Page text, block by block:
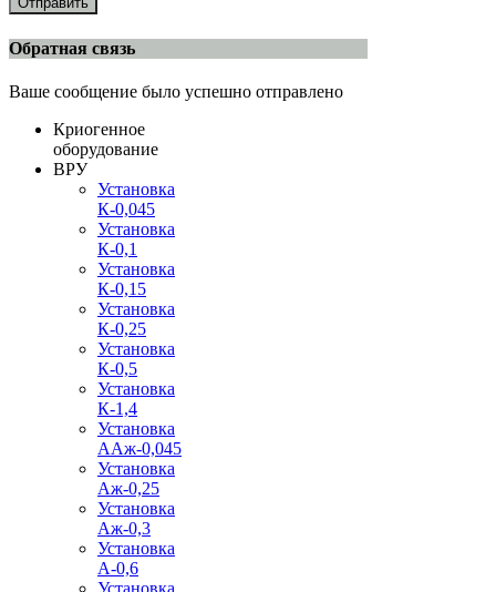
Обратная связь
Ваше сообщение было успешно отправлено
Криогенное
оборудование
ВРУ
Установка
К-0,045
Установка
К-0,1
Установка
К-0,15
Установка
К-0,25
Установка
К-0,5
Установка
К-1,4
Установка
ААж-0,045
Установка
Аж-0,25
Установка
Аж-0,3
Установка
А-0,6
Установка